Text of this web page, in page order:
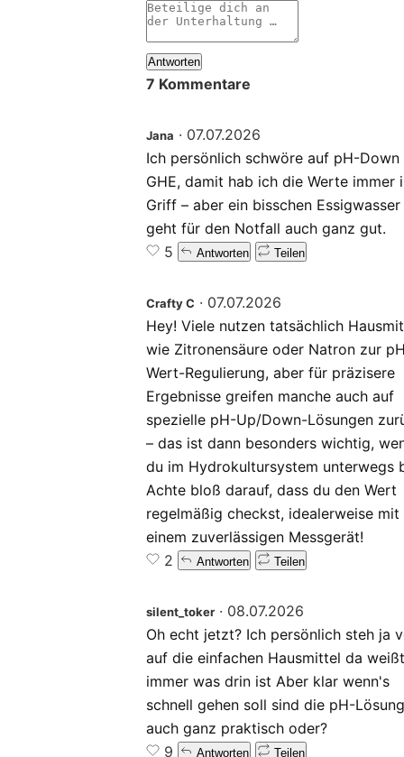
Antworten
7 Kommentare
Jana · 07.07.2026
Ich persönlich schwöre auf pH-Down
GHE, damit hab ich die Werte immer
Griff – aber ein bisschen Essigwasser
geht für den Notfall auch ganz gut.
5
Antworten Teilen
Crafty C · 07.07.2026
Hey! Viele nutzen tatsächlich
wie Zitronensäure oder Natron zur
Wert-Regulierung, aber für präzisere
Ergebnisse greifen manche auch auf
spezielle pH-Up/Down-Lösungen
– das ist dann besonders wichtig,
du im Hydrokultursystem unterwegs
Achte bloß darauf, dass du den Wert
regelmäßig checkst, idealerweise mit
einem zuverlässigen Messgerät!
2
Antworten Teilen
silent_toker · 08.07.2026
Oh echt jetzt? Ich persönlich steh ja
auf die einfachen Hausmittel da
immer was drin ist Aber klar wenn's
schnell gehen soll sind die pH-
auch ganz praktisch oder?
9
Antworten Teilen